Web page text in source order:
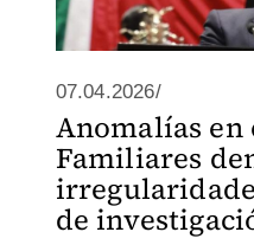
07.04.2026/
Anomalías en
Familiares
de